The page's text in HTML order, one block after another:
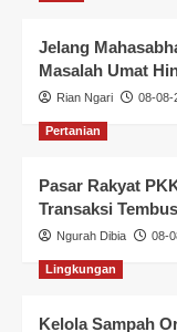
Jelang
Masalah Umat
Rian Ngari 08-08-
Pertanian
Pasar Rakyat
Transaksi
Ngurah Dibia 08-
Lingkungan
Kelola Sampah